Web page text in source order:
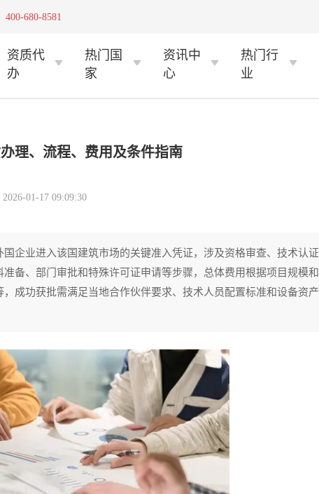
400-680-8581
资质代
办
热门国
家
资讯中
心
热门行
业
理、流程、费用及条件指南
01-17 09:09:30
企业进入该国建筑市场的关键准入凭证，涉及资格审查、技术认证
备、部门审批和特殊许可证申请等步骤，总体费用根据项目规模和
成功获批需满足当地合作伙伴要求、技术人员配置标准和设备资产